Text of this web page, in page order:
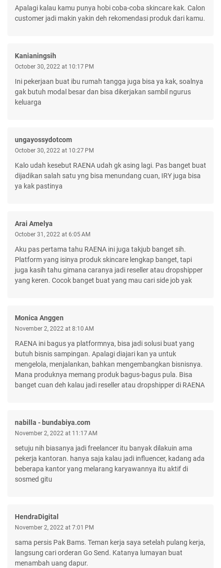
Apalagi kalau kamu punya hobi coba-coba skincare kak. Calon
customer jadi makin yakin deh rekomendasi produk dari kamu.
Kanianingsih
October 30, 2022 at 10:17 PM
Ini pekerjaan buat ibu rumah tangga juga bisa ya kak, soalnya
gak butuh modal besar dan bisa dikerjakan sambil ngurus
keluarga
ungayossydotcom
October 30, 2022 at 10:27 PM
Kalo udah kesebut RAENA udah gk asing lagi. Pas banget buat
dijadikan salah satu yng bisa menundang cuan, IRY juga bisa
ya kak pastinya
Arai Amelya
October 31, 2022 at 6:05 AM
Aku pas pertama tahu RAENA ini juga takjub banget sih.
Platform yang isinya produk skincare lengkap banget, tapi
juga kasih tahu gimana caranya jadi reseller atau dropshipper
yang keren. Cocok banget buat yang mau cari side job yak
Monica Anggen
November 2, 2022 at 8:10 AM
RAENA ini bagus ya platformnya, bisa jadi solusi buat yang
butuh bisnis sampingan. Apalagi diajari kan ya untuk
mengelola, menjalankan, bahkan mengembangkan bisnisnya.
Mana produknya memang produk bagus-bagus pula. Bisa
banget cuan deh kalau jadi reseller atau dropshipper di RAENA
nabilla - bundabiya.com
November 2, 2022 at 11:17 AM
setuju nih biasanya jadi freelancer itu banyak dilakuin ama
pekerja kantoran. hanya saja kalau jadi influencer, kadang ada
beberapa kantor yang melarang karyawannya itu aktif di
sosmed gitu
HendraDigital
November 2, 2022 at 7:01 PM
sama persis Pak Bams. Teman kerja saya setelah pulang kerja,
langsung cari orderan Go Send. Katanya lumayan buat
menambah uang dapur.